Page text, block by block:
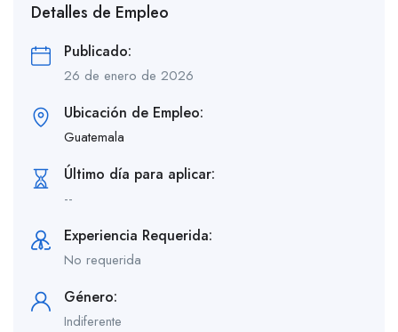
Detalles de Empleo
Publicado:
26 de enero de 2026
Ubicación de Empleo:
Guatemala
Último día para aplicar:
--
Experiencia Requerida:
No requerida
Género:
Indiferente